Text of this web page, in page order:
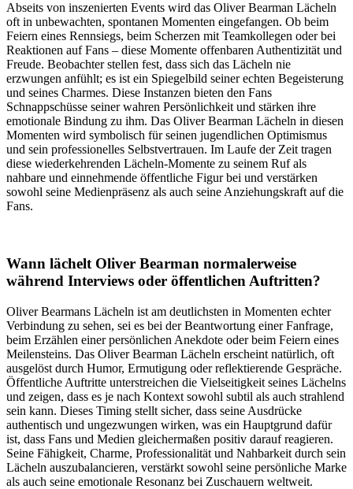
Abseits von inszenierten Events wird das Oliver Bearman Lächeln
oft in unbewachten, spontanen Momenten eingefangen. Ob beim
Feiern eines Rennsiegs, beim Scherzen mit Teamkollegen oder bei
Reaktionen auf Fans – diese Momente offenbaren Authentizität und
Freude. Beobachter stellen fest, dass sich das Lächeln nie
erzwungen anfühlt; es ist ein Spiegelbild seiner echten Begeisterung
und seines Charmes. Diese Instanzen bieten den Fans
Schnappschüsse seiner wahren Persönlichkeit und stärken ihre
emotionale Bindung zu ihm. Das Oliver Bearman Lächeln in diesen
Momenten wird symbolisch für seinen jugendlichen Optimismus
und sein professionelles Selbstvertrauen. Im Laufe der Zeit tragen
diese wiederkehrenden Lächeln-Momente zu seinem Ruf als
nahbare und einnehmende öffentliche Figur bei und verstärken
sowohl seine Medienpräsenz als auch seine Anziehungskraft auf die
Fans.
Wann lächelt Oliver Bearman normalerweise
während Interviews oder öffentlichen Auftritten?
Oliver Bearmans Lächeln ist am deutlichsten in Momenten echter
Verbindung zu sehen, sei es bei der Beantwortung einer Fanfrage,
beim Erzählen einer persönlichen Anekdote oder beim Feiern eines
Meilensteins. Das Oliver Bearman Lächeln erscheint natürlich, oft
ausgelöst durch Humor, Ermutigung oder reflektierende Gespräche.
Öffentliche Auftritte unterstreichen die Vielseitigkeit seines Lächelns
und zeigen, dass es je nach Kontext sowohl subtil als auch strahlend
sein kann. Dieses Timing stellt sicher, dass seine Ausdrücke
authentisch und ungezwungen wirken, was ein Hauptgrund dafür
ist, dass Fans und Medien gleichermaßen positiv darauf reagieren.
Seine Fähigkeit, Charme, Professionalität und Nahbarkeit durch sein
Lächeln auszubalancieren, verstärkt sowohl seine persönliche Marke
als auch seine emotionale Resonanz bei Zuschauern weltweit.